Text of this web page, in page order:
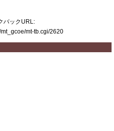
バックURL:
mt-tb.cgi/2620